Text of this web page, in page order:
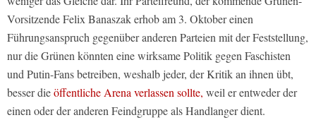
Vorsitzende Felix Banaszak erhob am 3. Oktober einen
Führungsanspruch gegenüber anderen Parteien mit der Feststellung,
nur die Grünen könnten eine wirksame Politik gegen Faschisten
und Putin-Fans betreiben, weshalb jeder, der Kritik an ihnen übt,
besser dieöffentliche Arena verlassen sollte, weil er entweder der
einen oder der anderen Feindgruppe als Handlanger dient.